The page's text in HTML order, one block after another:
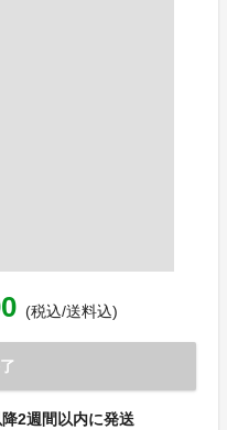
(税込/送料込)
2週間以内に発送